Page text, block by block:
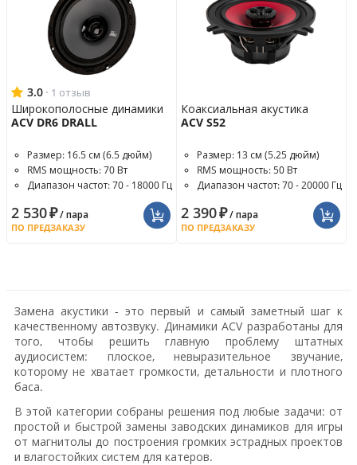
3.0 · 1 отзыв
Широкополосные динамики
ACV DR6 DRALL
Размер: 16.5 см (6.5 дюйм)
RMS мощность: 70 Вт
Диапазон частот: 70 - 18000 Гц
2 530₽/ пара
ПО ПРЕДЗАКАЗУ
Коаксиальная акустика
ACV S52
Размер: 13 см (5.25 дюйм)
RMS мощность: 50 Вт
Диапазон частот: 70 - 20000 Гц
2 390₽/ пара
ПО ПРЕДЗАКАЗУ
Замена акустики - это первый и самый заметный шаг к
качественному автозвуку. Динамики ACV разработаны для
того, чтобы решить главную проблему штатных
аудиосистем: плоское, невыразительное звучание,
которому не хватает громкости, детальности и плотного
баса.
В этой категории собраны решения под любые задачи: от
простой и быстрой замены заводских динамиков для игры
от магнитолы до построения громких эстрадных проектов
и влагостойких систем для катеров.